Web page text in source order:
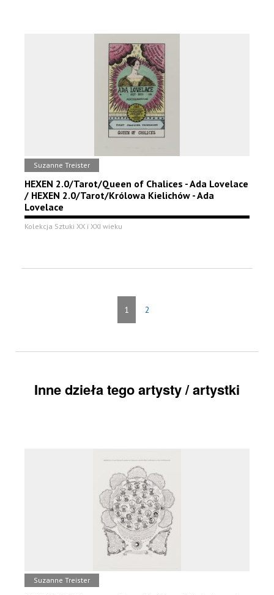
Suzanne Treister
HEXEN 2.0/Tarot/Queen of Chalices - Ada Lovelace
/ HEXEN 2.0/Tarot/Królowa Kielichów - Ada
Lovelace
Kolekcja Sztuki XX i XXI wieku
1 2
Inne dzieła tego artysty / artystki
Suzanne Treister